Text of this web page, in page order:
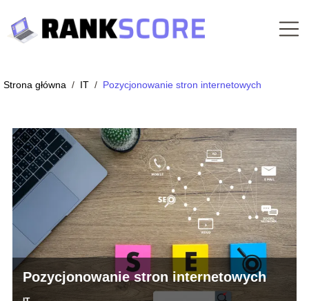
Strona główna / IT / Pozycjonowanie stron internetowych
Pozycjonowanie stron internetowych